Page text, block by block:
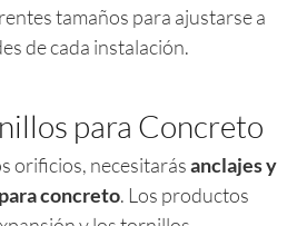
tamaños para ajustarse a
de cada instalación.
para Concreto
orificios, necesitarásanclajes y
concreto. Los productos